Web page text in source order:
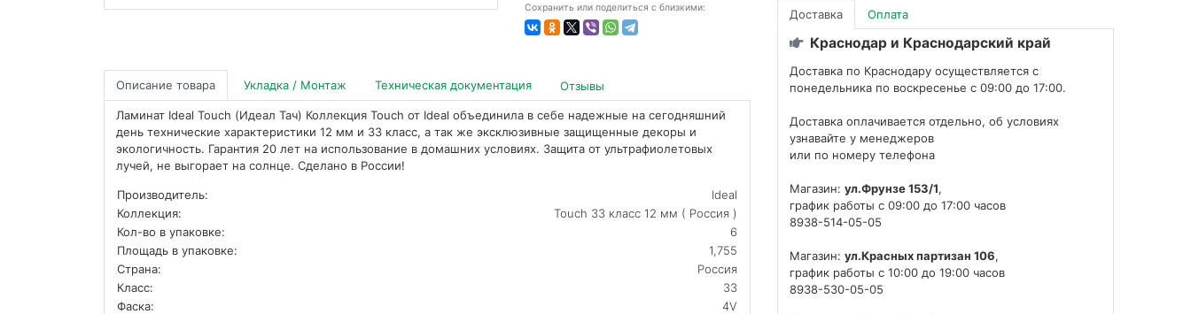
Сохранить или поделиться с близкими: Доставка Оплата
Краснодар и Краснодарский край
Доставка по Краснодару осуществляется с
понедельника по воскресенье с 09:00 до 17:00.
Доставка оплачивается отдельно, об условиях
узнавайте у менеджеров
или по номеру телефона
Магазин: ул.Фрунзе 153/1,
график работы с 09:00 до 17:00 часов
8938-514-05-05
Магазин: ул.Красных партизан 106,
график работы с 10:00 до 19:00 часов
8938-530-05-05
Описание товара Укладка / Монтаж Техническая документация Отзывы
Ламинат Ideal Touch (Идеал Тач) Коллекция Touch от Ideal объединила в себе надежные на сегодняшний
день технические характеристики 12 мм и 33 класс, а так же эксклюзивные защищенные декоры и
экологичность. Гарантия 20 лет на использование в домашних условиях. Защита от ультрафиолетовых
лучей, не выгорает на солнце. Сделано в России!
Производитель:
Ideal
Коллекция:
Touch 33 класс 12 мм ( Россия )
Кол-во в упаковке:
6
Площадь в упаковке:
1,755
Страна:
Россия
Класс:
33
Фаска:
4V